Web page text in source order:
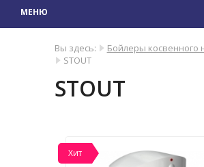
Вы здесь:
Бойлеры косвенного
STOUT
STOUT
Хит